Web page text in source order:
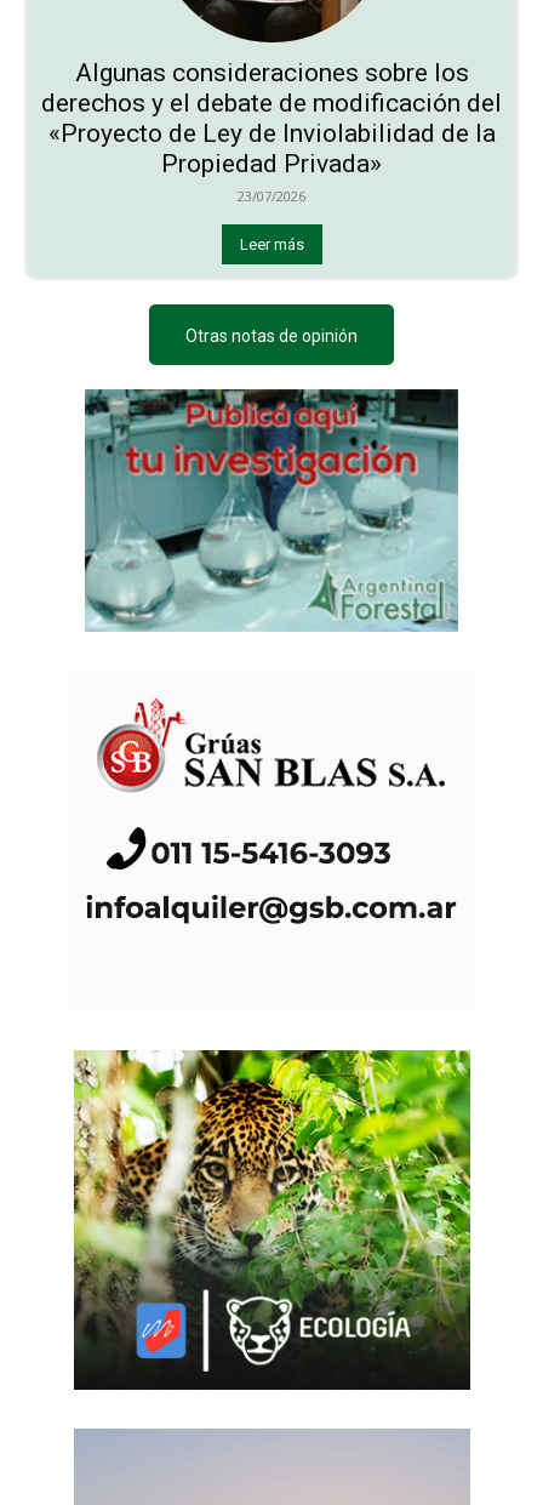
Algunas consideraciones sobre los
derechos y el debate de modificación del
«Proyecto de Ley de Inviolabilidad de la
Propiedad Privada»
23/07/2026
Leer más
Otras notas de opinión